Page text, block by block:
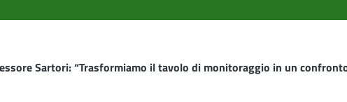
Sartori: “Trasformiamo il tavolo di monitoraggio in un